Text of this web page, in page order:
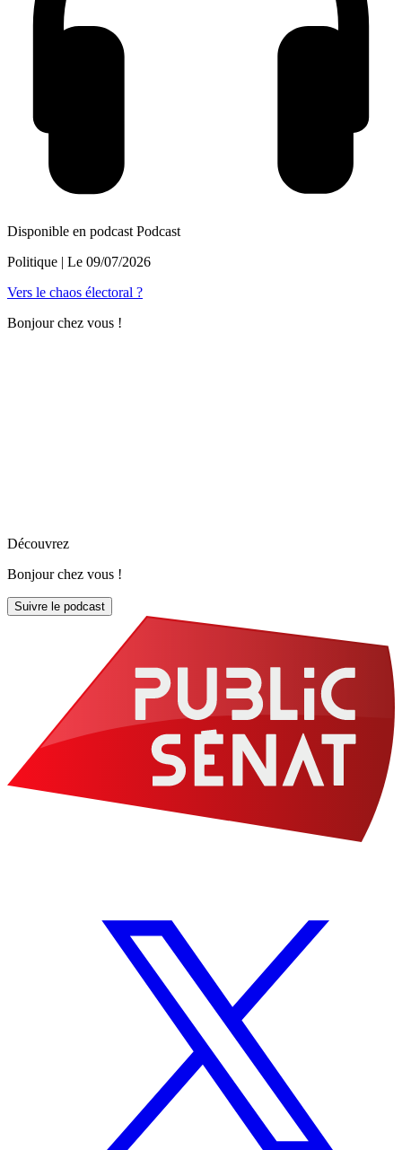
Disponible en podcast Podcast
Politique | Le 09/07/2026
Vers le chaos électoral ?
Bonjour chez vous !
Découvrez
Bonjour chez vous !
Suivre le podcast